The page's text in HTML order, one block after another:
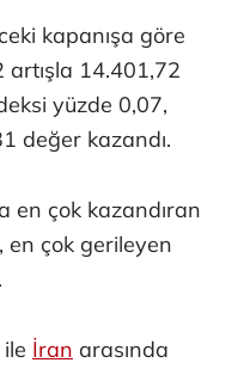
kapanışa göre
14.401,72
yüzde 0,07,
değer kazandı.
en çok kazandıran
en çok gerileyen
İran arasında